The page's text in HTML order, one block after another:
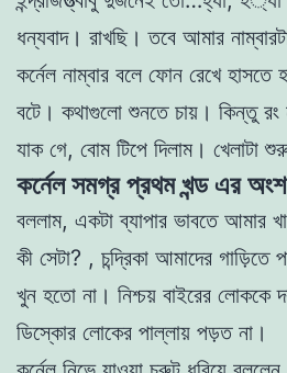
ধন্যবাদ। রাখছি। তবে আমার
কর্নেল নাম্বার বলে ফোন রেখে
বটে। কথাগুলাে শুনতে চায়। কিন্তু রং
যাক গে, বােম টিপে দিলাম। খেলাটা
কর্নেল সমগ্র প্রথম খন্ড এর
বললাম, একটা ব্যাপার ভাবতে আমার
কী সেটা? , চন্দ্রিকা আমাদের গাড়িতে
খুন হতাে না। নিশ্চয় বাইরের লােককে
ডিস্কোর লােকের পাল্লায় পড়ত না।